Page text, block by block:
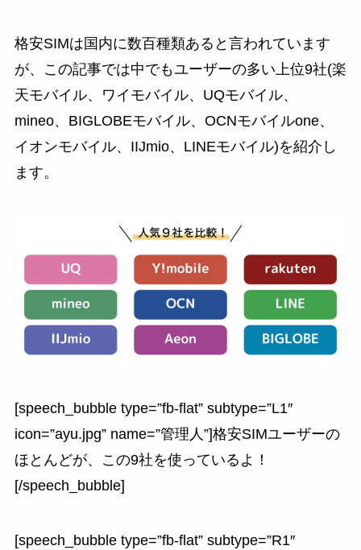
格安SIMは国内に数百種類あると言われています
が、この記事では中でもユーザーの多い上位9社(楽
天モバイル、ワイモバイル、UQモバイル、
mineo、BIGLOBEモバイル、OCNモバイルone、
イオンモバイル、IIJmio、LINEモバイル)を紹介し
ます。
[speech_bubble type=”fb-flat” subtype=”L1″
icon=”ayu.jpg” name=”管理人”]格安SIMユーザーの
ほとんどが、この9社を使っているよ！
[/speech_bubble]
[speech_bubble type=”fb-flat” subtype=”R1″